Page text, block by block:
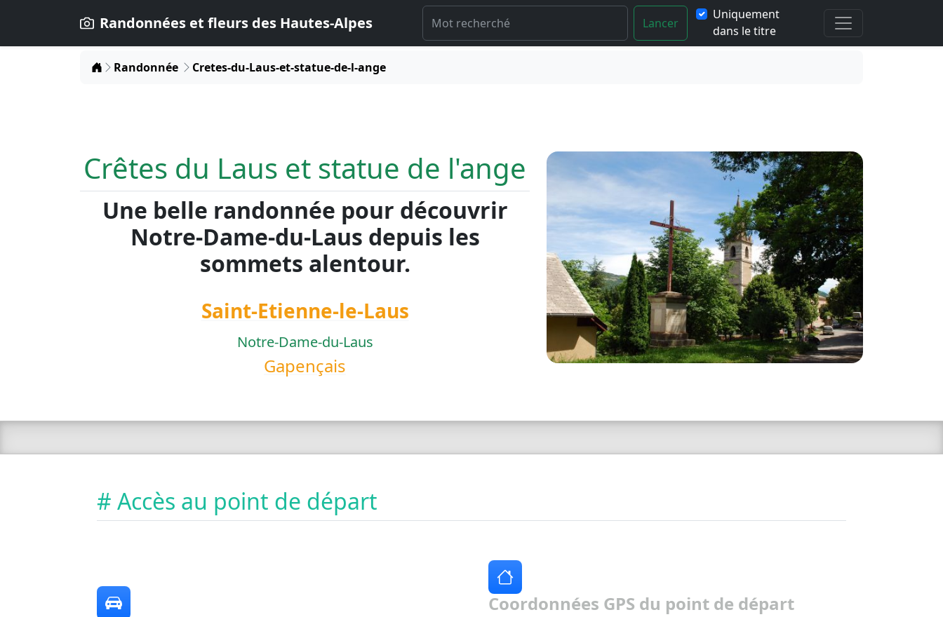
Randonnées et fleurs des Hautes-Alpes Lancer
Uniquement
dans le titre
Home
Randonnée Cretes-du-Laus-et-statue-de-l-ange
Crêtes du Laus et statue de l'ange
Une belle randonnée pour découvrir
Notre-Dame-du-Laus depuis les
sommets alentour.
Saint-Etienne-le-Laus
Notre-Dame-du-Laus
Gapençais
# Accès au point de départ
Coordonnées GPS du point de départ